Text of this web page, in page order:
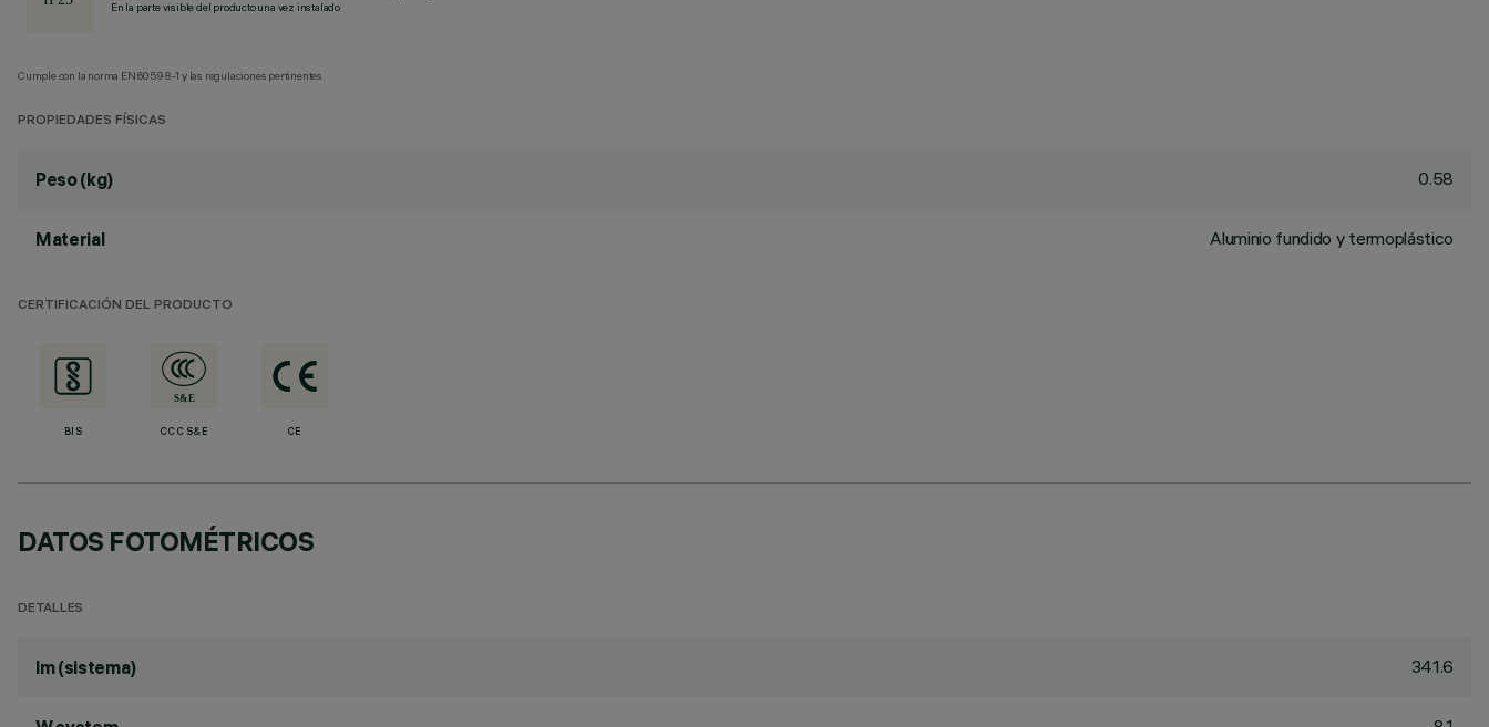
En la parte visible del producto una vez instalado
Cumple con la norma EN60598-1 y las regulaciones pertinentes.
PROPIEDADES FÍSICAS
Peso (kg) 0.58
Material Aluminio fundido y termoplástico
CERTIFICACIÓN DEL PRODUCTO
BIS CCC S&E CE
DATOS FOTOMÉTRICOS
DETALLES
lm (sistema) 341.6